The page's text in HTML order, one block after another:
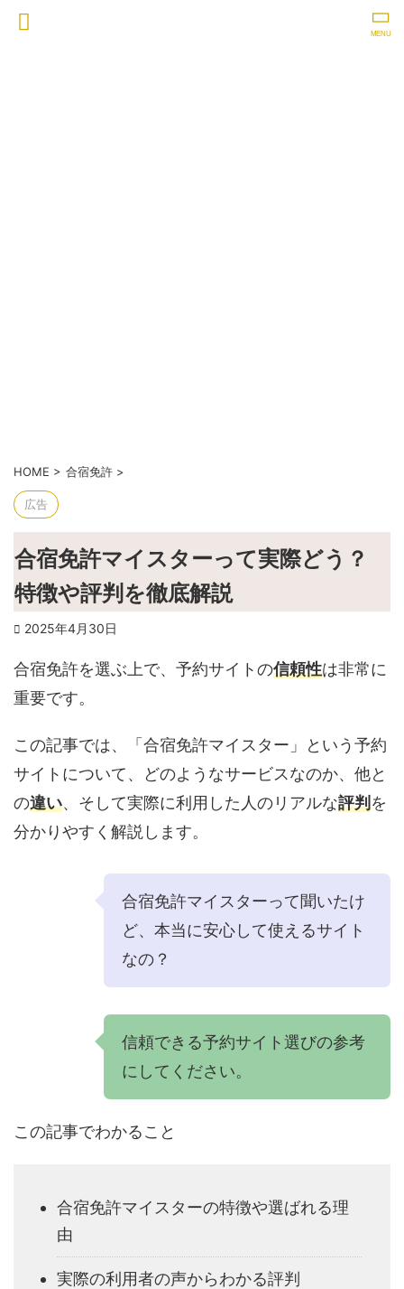
HOME > 合宿免許 >
広告
合宿免許マイスターって実際どう？
特徴や評判を徹底解説
2025年4月30日
合宿免許を選ぶ上で、予約サイトの信頼性は非常に
重要です。
この記事では、「合宿免許マイスター」という予約
サイトについて、どのようなサービスなのか、他と
の違い、そして実際に利用した人のリアルな評判を
分かりやすく解説します。
合宿免許マイスターって聞いたけ
ど、本当に安心して使えるサイト
なの？
信頼できる予約サイト選びの参考
にしてください。
この記事でわかること
合宿免許マイスターの特徴や選ばれる理
由
実際の利用者の声からわかる評判